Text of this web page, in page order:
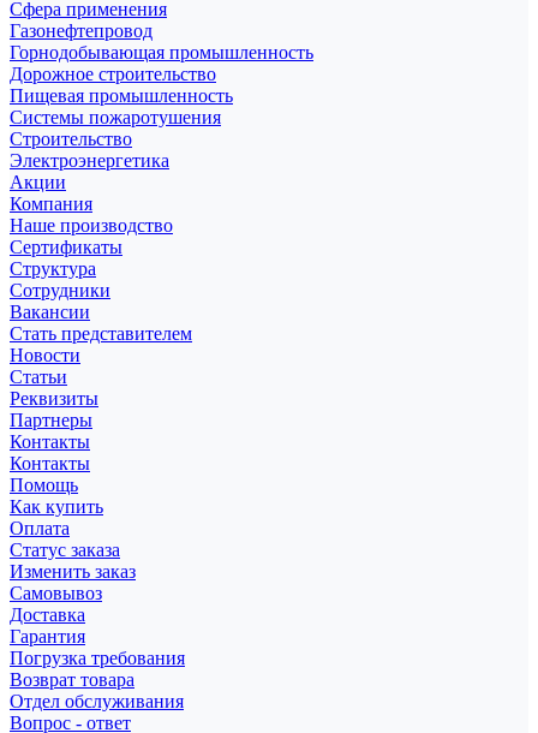
Сфера применения
Газонефтепровод
Горнодобывающая промышленность
Дорожное строительство
Пищевая промышленность
Системы пожаротушения
Строительство
Электроэнергетика
Акции
Компания
Наше производство
Сертификаты
Структура
Сотрудники
Вакансии
Стать представителем
Новости
Статьи
Реквизиты
Партнеры
Контакты
Контакты
Помощь
Как купить
Оплата
Статус заказа
Изменить заказ
Самовывоз
Доставка
Гарантия
Погрузка требования
Возврат товара
Отдел обслуживания
Вопрос - ответ